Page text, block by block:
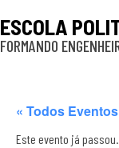
ESCOLA
FORMANDO
« Todos Eventos
Este evento já passou.